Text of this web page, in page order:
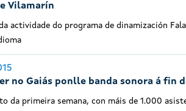
Vilamarín
actividade do programa de dinamización
no Gaiás ponlle banda sonora á fin
da primeira semana, con máis de 1.000